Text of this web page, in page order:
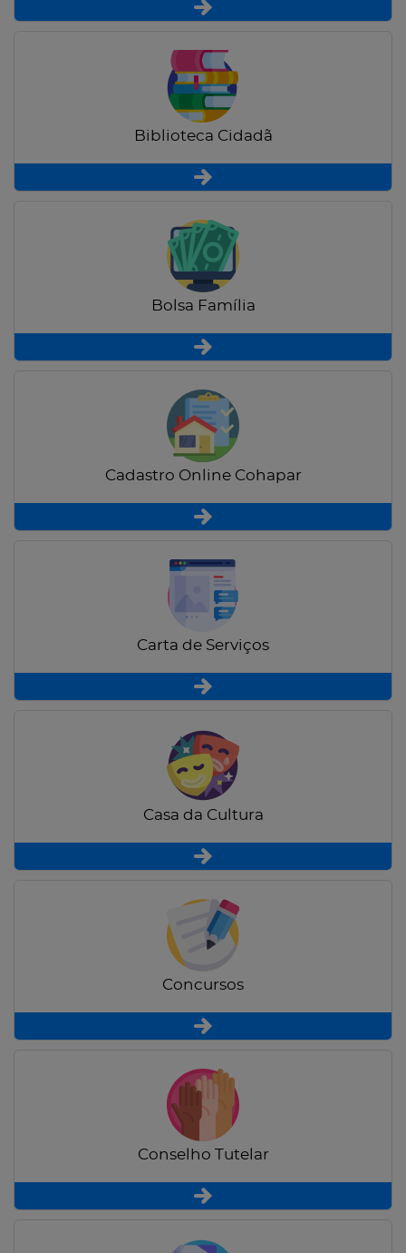
Biblioteca Cidadã
Bolsa Família
Cadastro Online Cohapar
Carta de Serviços
Casa da Cultura
Concursos
Conselho Tutelar